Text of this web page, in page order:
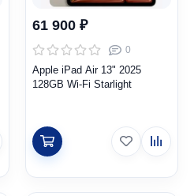
61 900 ₽
0
Apple iPad Air 13" 2025
128GB Wi-Fi Starlight